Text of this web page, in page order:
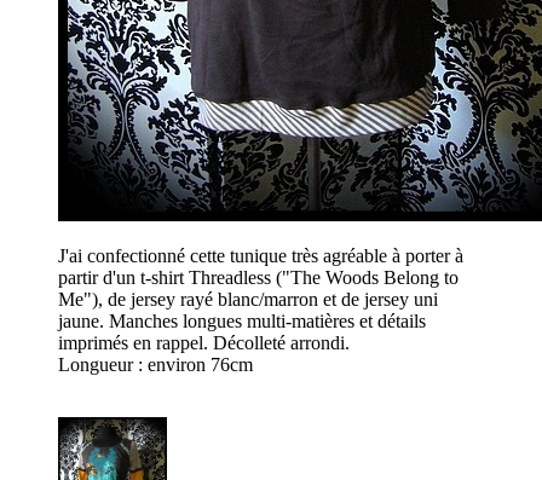
J'ai confectionné cette tunique très agréable à porter à
partir d'un t-shirt Threadless ("The Woods Belong to
Me"), de jersey rayé blanc/marron et de jersey uni
jaune. Manches longues multi-matières et détails
imprimés en rappel. Décolleté arrondi.
Longueur : environ 76cm